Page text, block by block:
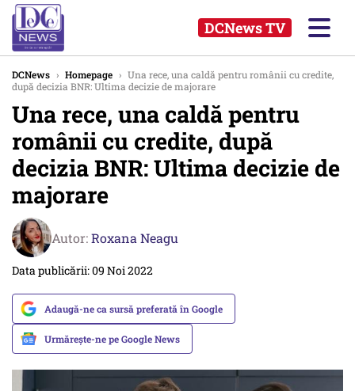
DCNews TV
DCNews › Homepage › Una rece, una caldă pentru românii cu credite,
după decizia BNR: Ultima decizie de majorare
Una rece, una caldă pentru
românii cu credite, după
decizia BNR: Ultima decizie de
majorare
Autor:Roxana Neagu
Data publicării: 09 Noi 2022
Adaugă-ne ca sursă preferată în Google
Urmărește-ne pe Google News